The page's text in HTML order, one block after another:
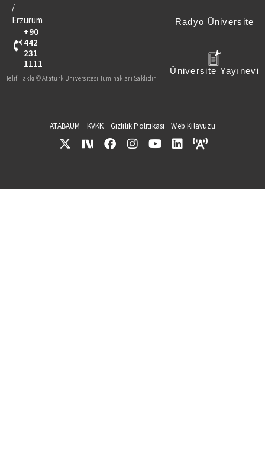
/
Erzurum
+90
442
231
1111
Radyo Üniversite
Üniversite Yayınevi
Telif Hakkı © Atatürk Üniversitesi Tüm hakları Saklıdır
ATABAUM KVKK Gizlilik Politikası Web Kılavuzu